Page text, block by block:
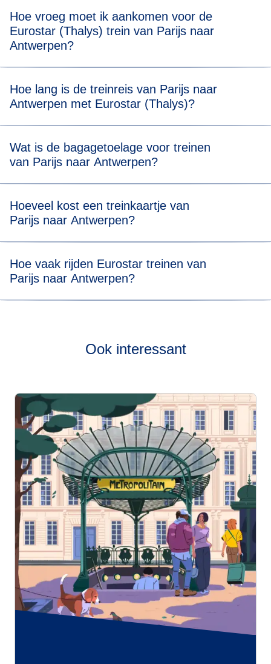
Hoe vroeg moet ik aankomen voor de
Eurostar (Thalys) trein van Parijs naar
Antwerpen?
minuten voor de geplande vertrektijd van je Eurostar
(Thalys) trein van Parijs naar Antwerpen aanwezig te zijn.
Hoe lang is de treinreis van Parijs naar
Antwerpen met Eurostar (Thalys)?
minuten.
Wat is de bagagetoelage voor treinen
van Parijs naar Antwerpen?
cm) en één stuk handbagage. Er is geen
gewichtsbeperking, maar je moet al je bagage zelf kunnen
Hoeveel kost een treinkaartje van
Parijs naar Antwerpen?
Hoe vaak rijden Eurostar treinen van
Parijs naar Antwerpen?
Ook interessant